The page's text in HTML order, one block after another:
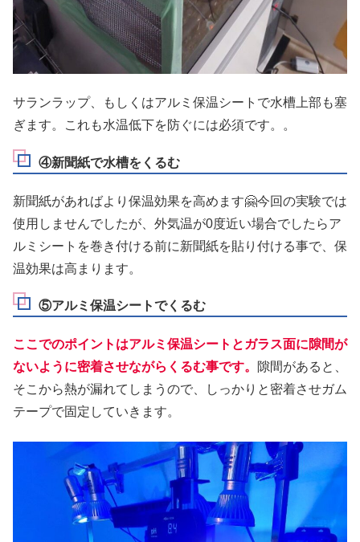
サランラップ、もしくはアルミ保温シートで水槽上部も塞
ぎます。これも水温低下を防ぐには必須です。。
④新聞紙で水槽をくるむ
新聞紙があればより保温効果を高めます🤗今回の実験では
使用しませんでしたが、外気温が0度近い場合でしたらア
ルミシートを巻き付ける前に新聞紙を貼り付ける事で、保
温効果は高まります。
⑤アルミ保温シートでくるむ
ここでのポイントはアルミ保温シートとガラス面に隙間が
ないように密着させながらくるむ事です。
隙間があると、
そこから熱が漏れてしまうので、しっかりと密着させガム
テープで固定していきます。